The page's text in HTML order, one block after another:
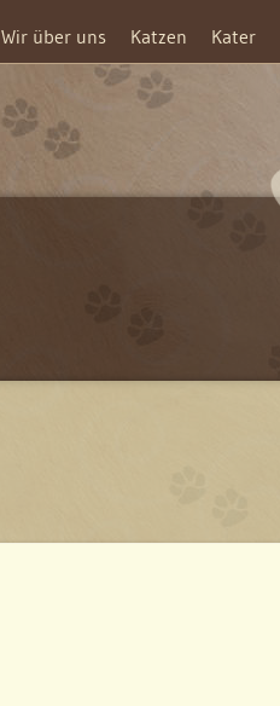
Wir über uns Katzen Kater